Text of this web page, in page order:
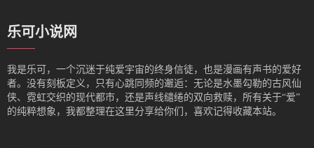
乐可小说网
我是‌乐可，一个沉迷于纯爱宇宙的终身信徒，也是漫画有声书的爱好
者。没有刻板定义，只有心跳同频的邂逅：无论是水墨勾勒的古风仙
侠、霓虹交织的现代都市，还是声线缱绻的双向救赎，所有关于“爱”
的纯粹想象，我都整理在这里分享给你们，喜欢记得收藏本站。